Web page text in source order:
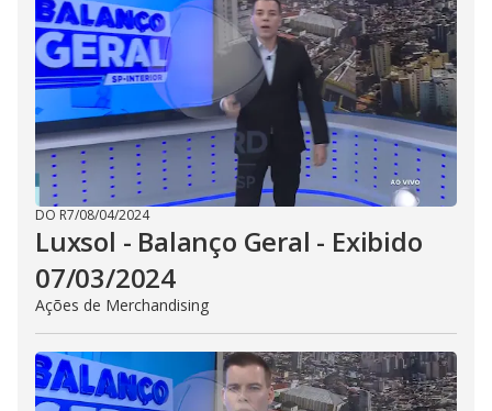
DO R7/08/04/2024
Luxsol - Balanço Geral - Exibido
07/03/2024
Ações de Merchandising